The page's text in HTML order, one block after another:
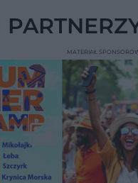
MATERIAŁ